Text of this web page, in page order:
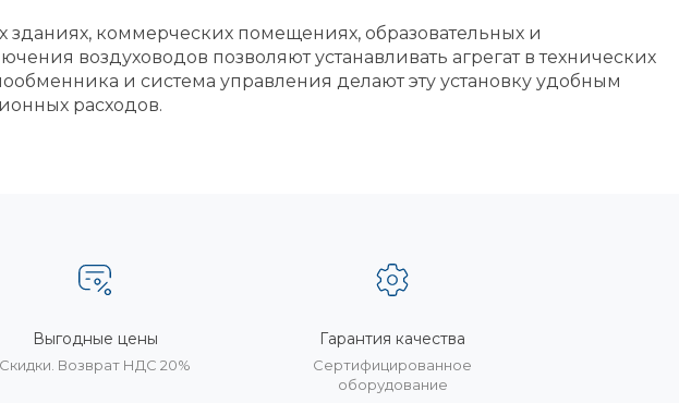
коммерческих помещениях, образовательных и
воздуховодов позволяют устанавливать агрегат в технических
и система управления делают эту установку удобным
расходов.
Выгодные цены
Скидки. Возврат НДС 20%
Гарантия качества
Сертифицированное
оборудование